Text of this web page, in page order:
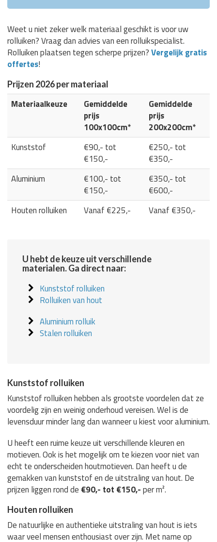
Weet u niet zeker welk materiaal geschikt is voor uw
rolluiken? Vraag dan advies van een rolluikspecialist.
Rolluiken plaatsen tegen scherpe prijzen?Vergelijk gratis
offertes!
Prijzen 2026 per materiaal
Materiaalkeuze
Gemiddelde
prijs
100x100cm*
Gemiddelde
prijs
200x200cm*
Kunststof
€90,- tot
€150,-
€250,- tot
€350,-
Aluminium
€100,- tot
€150,-
€350,- tot
€600,-
Houten rolluiken
Vanaf €225,- Vanaf €350,-
U hebt de keuze uit verschillende
materialen. Ga direct naar:
Kunststof rolluiken
Rolluiken van hout
Aluminium rolluik
Stalen rolluiken
Kunststof rolluiken
Kunststof rolluiken hebben als grootste voordelen dat ze
voordelig zijn en weinig onderhoud vereisen. Wel is de
levensduur minder lang dan wanneer u kiest voor aluminium.
U heeft een ruime keuze uit verschillende kleuren en
motieven. Ook is het mogelijk om te kiezen voor niet van
echt te onderscheiden houtmotieven. Dan heeft u de
gemakken van kunststof en de uitstraling van hout. De
prijzen liggen rond de €90,- tot €150,-per m².
Houten rolluiken
De natuurlijke en authentieke uitstraling van hout is iets
waar veel mensen enthousiast over zijn. Met name op